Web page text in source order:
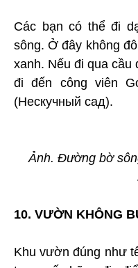
Các bạn có thể đi
sông. Ở đây không
xanh. Nếu đi qua cầu
đi đến công viên
(Нескучный сад).
Ảnh. Đường bờ
10. VƯỜN KHÔNG
Khu vườn đúng như